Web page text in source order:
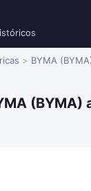
BYMA
(BYMA)